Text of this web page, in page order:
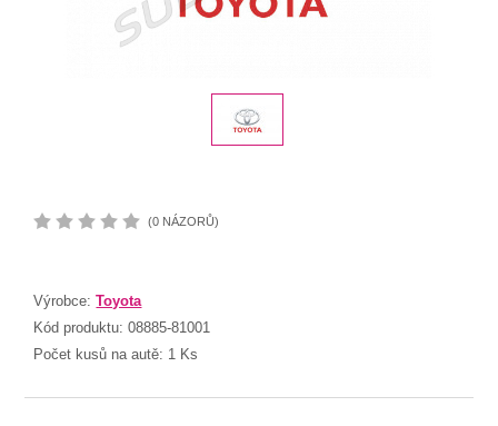
(0 NÁZORŮ)
Výrobce:Toyota
Kód produktu:08885-81001
Počet kusů na autě: 1 Ks